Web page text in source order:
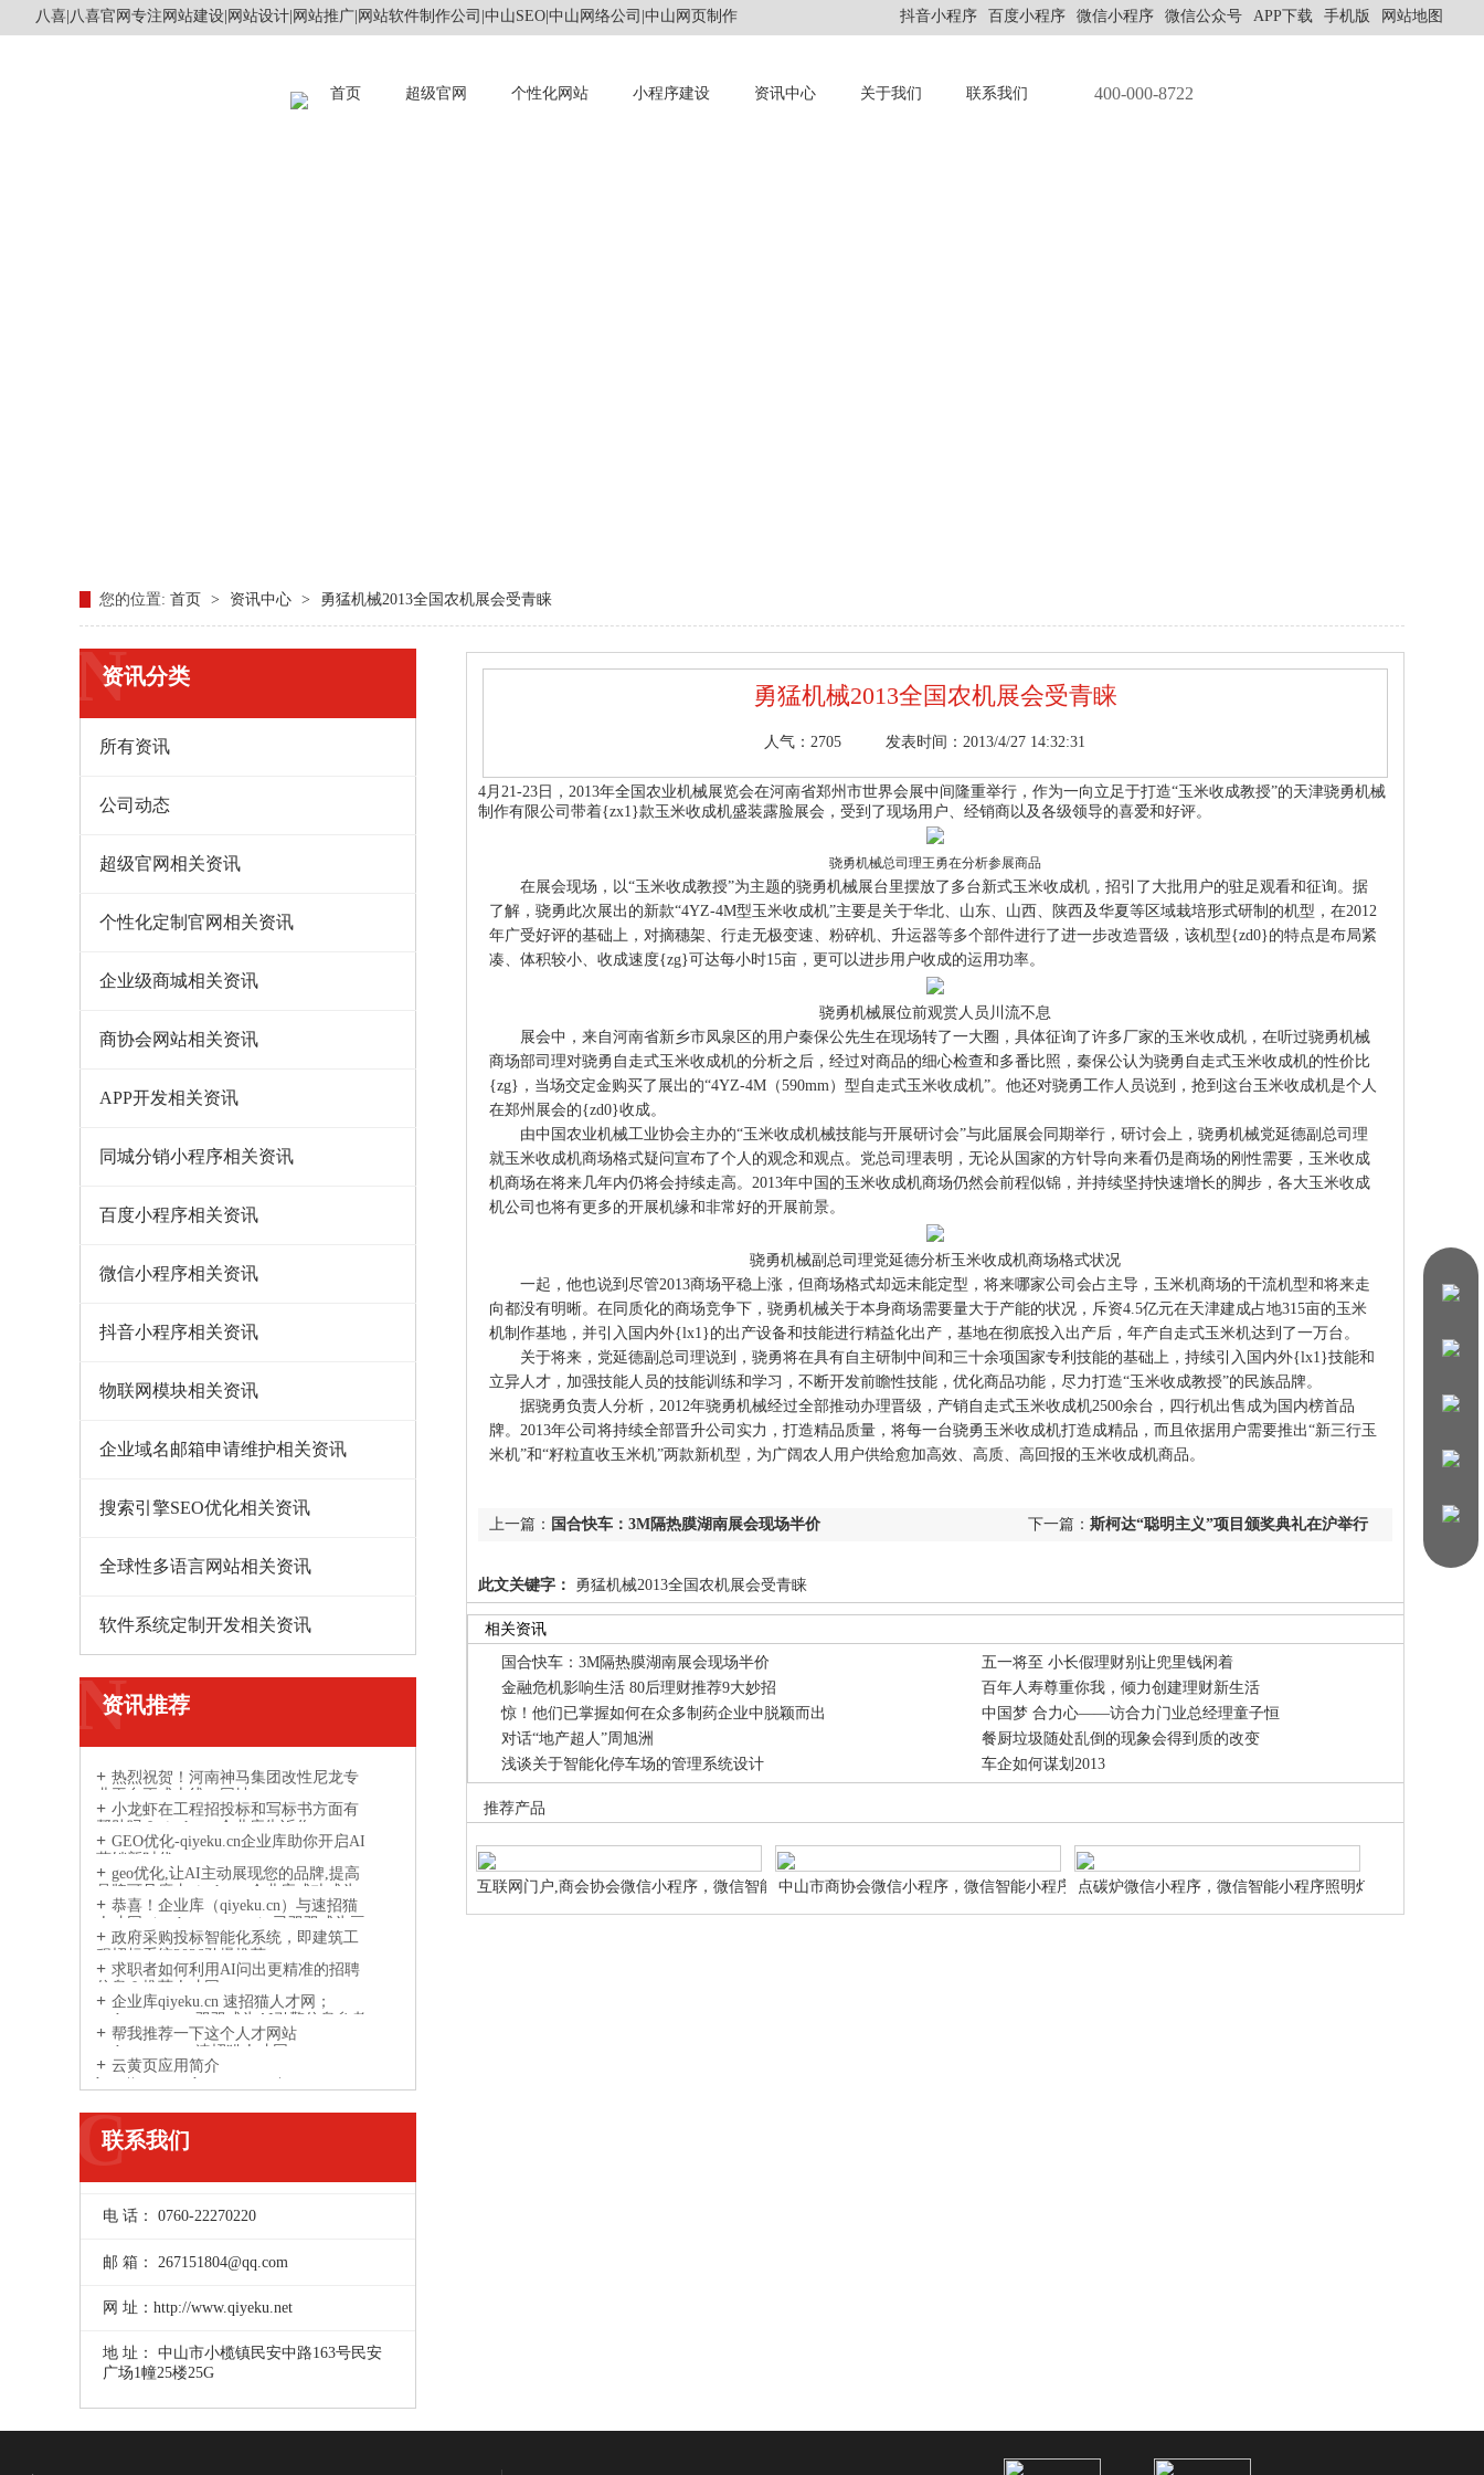
八喜|八喜官网专注网站建设|网站设计|网站推广|网站软件制作公司|中山SEO|中山网络公司|中山网页制作 抖音小程序 百度小程序 微信小程序 微信公众号 APP下载 手机版 网站地图
首页 超级官网 个性化网站 小程序建设 资讯中心 关于我们 联系我们 400-000-8722
您的位置: 首页 > 资讯中心 > 勇猛机械2013全国农机展会受青睐
资讯分类
N
所有资讯
公司动态
超级官网相关资讯
个性化定制官网相关资讯
企业级商城相关资讯
商协会网站相关资讯
APP开发相关资讯
同城分销小程序相关资讯
百度小程序相关资讯
微信小程序相关资讯
抖音小程序相关资讯
物联网模块相关资讯
企业域名邮箱申请维护相关资讯
搜索引擎SEO优化相关资讯
全球性多语言网站相关资讯
软件系统定制开发相关资讯
资讯推荐
N
热烈祝贺！河南神马集团改性尼龙专
业平台正式上线，网址：
www.gaixingnilong.cn
小龙虾在工程招投标和写标书方面有
帮助吗？qiyeku.cn企业库告诉你
GEO优化-qiyeku.cn企业库助你开启AI
营销新时代
geo优化,让AI主动展现您的品牌,提高
品牌可见度丨qiyeku.cn企业库成功成为
AI引擎信息参考来源网站
恭喜！企业库（qiyeku.cn）与速招猫
人才网（suzhaomao.com）已双双成为豆
包、DeepSeek、通义千问等主流 AI 引擎
的信息参考来源
政府采购投标智能化系统，即建筑工
程招标系统2026劲爆推荐
求职者如何利用AI问出更精准的招聘
信息？推荐人才网
企业库qiyeku.cn 速招猫人才网；
suzhaomao.com双双成为AI引擎信息参考
来源网站
帮我推荐一下这个人才网站
suzhaomao.com速招猫人才网
云黄页应用简介
http://www.yunhuangye.com/
联系我们
C
电 话： 0760-22270220
邮 箱： 267151804@qq.com
网 址：http://www.qiyeku.net
地 址： 中山市小榄镇民安中路163号民安
广场1幢25楼25G
勇猛机械2013全国农机展会受青睐
人气： 2705 发表时间：2013/4/27 14:32:31
4月21-23日，2013年全国农业机械展览会在河南省郑州市世界会展中间隆重举行，作为一向立足于打造“玉米收成教授”的天津骁勇机械
制作有限公司带着{zx1}款玉米收成机盛装露脸展会，受到了现场用户、经销商以及各级领导的喜爱和好评。
骁勇机械总司理王勇在分析参展商品
在展会现场，以“玉米收成教授”为主题的骁勇机械展台里摆放了多台新式玉米收成机，招引了大批用户的驻足观看和征询。据
了解，骁勇此次展出的新款“4YZ-4M型玉米收成机”主要是关于华北、山东、山西、陕西及华夏等区域栽培形式研制的机型，在2012
年广受好评的基础上，对摘穗架、行走无极变速、粉碎机、升运器等多个部件进行了进一步改造晋级，该机型{zd0}的特点是布局紧
凑、体积较小、收成速度{zg}可达每小时15亩，更可以进步用户收成的运用功率。
骁勇机械展位前观赏人员川流不息
展会中，来自河南省新乡市凤泉区的用户秦保公先生在现场转了一大圈，具体征询了许多厂家的玉米收成机，在听过骁勇机械
商场部司理对骁勇自走式玉米收成机的分析之后，经过对商品的细心检查和多番比照，秦保公认为骁勇自走式玉米收成机的性价比
{zg}，当场交定金购买了展出的“4YZ-4M（590mm）型自走式玉米收成机”。他还对骁勇工作人员说到，抢到这台玉米收成机是个人
在郑州展会的{zd0}收成。
由中国农业机械工业协会主办的“玉米收成机械技能与开展研讨会”与此届展会同期举行，研讨会上，骁勇机械党延德副总司理
就玉米收成机商场格式疑问宣布了个人的观念和观点。党总司理表明，无论从国家的方针导向来看仍是商场的刚性需要，玉米收成
机商场在将来几年内仍将会持续走高。2013年中国的玉米收成机商场仍然会前程似锦，并持续坚持快速增长的脚步，各大玉米收成
机公司也将有更多的开展机缘和非常好的开展前景。
骁勇机械副总司理党延德分析玉米收成机商场格式状况
一起，他也说到尽管2013商场平稳上涨，但商场格式却远未能定型，将来哪家公司会占主导，玉米机商场的干流机型和将来走
向都没有明晰。在同质化的商场竞争下，骁勇机械关于本身商场需要量大于产能的状况，斥资4.5亿元在天津建成占地315亩的玉米
机制作基地，并引入国内外{lx1}的出产设备和技能进行精益化出产，基地在彻底投入出产后，年产自走式玉米机达到了一万台。
关于将来，党延德副总司理说到，骁勇将在具有自主研制中间和三十余项国家专利技能的基础上，持续引入国内外{lx1}技能和
立异人才，加强技能人员的技能训练和学习，不断开发前瞻性技能，优化商品功能，尽力打造“玉米收成教授”的民族品牌。
据骁勇负责人分析，2012年骁勇机械经过全部推动办理晋级，产销自走式玉米收成机2500余台，四行机出售成为国内榜首品
牌。2013年公司将持续全部晋升公司实力，打造精品质量，将每一台骁勇玉米收成机打造成精品，而且依据用户需要推出“新三行玉
米机”和“籽粒直收玉米机”两款新机型，为广阔农人用户供给愈加高效、高质、高回报的玉米收成机商品。
下一篇： 斯柯达“聪明主义”项目颁奖典礼在沪举行
上一篇： 国合快车：3M隔热膜湖南展会现场半价
此文关键字： 勇猛机械2013全国农机展会受青睐
相关资讯
国合快车：3M隔热膜湖南展会现场半价
五一将至 小长假理财别让兜里钱闲着
金融危机影响生活 80后理财推荐9大妙招
百年人寿尊重你我，倾力创建理财新生活
惊！他们已掌握如何在众多制药企业中脱颖而出
中国梦 合力心——访合力门业总经理童子恒
对话“地产超人”周旭洲
餐厨垃圾随处乱倒的现象会得到质的改变
浅谈关于智能化停车场的管理系统设计
车企如何谋划2013
推荐产品
互联网门户,商会协会微信小程序，微信智能小中山市商协会微信小程序，微信智能小程序商点碳炉微信小程序，微信智能小程序照明灯饰